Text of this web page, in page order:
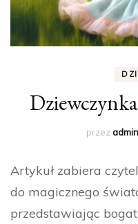
przezadmin
Artykuł zabiera
do magicznego
przedstawiając